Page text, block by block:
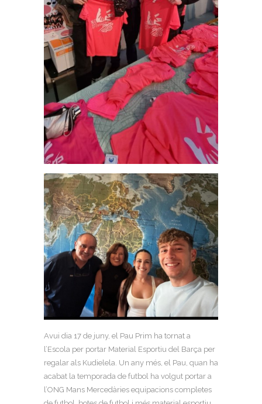
Avui dia 17 de juny, el Pau Prim ha tornat a
l’Escola per portar Material Esportiu del Barça per
regalar als Kudielela. Un any més, el Pau, quan ha
acabat la temporada de futbol ha volgut portar a
l’ONG Mans Mercedàries equipacions completes